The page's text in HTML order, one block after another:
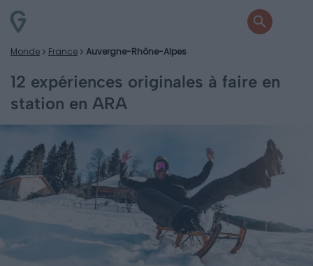
Monde France Auvergne-Rhône-Alpes
12 expériences originales à faire en
station en ARA